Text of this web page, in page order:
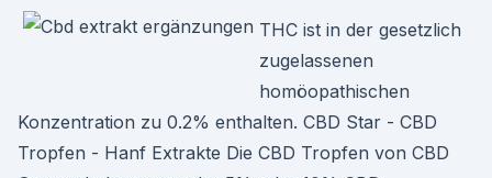
THC ist in der gesetzlich
zugelassenen
homöopathischen
Konzentration zu 0.2% enthalten. CBD Star - CBD
Tropfen - Hanf Extrakte Die CBD Tropfen von CBD